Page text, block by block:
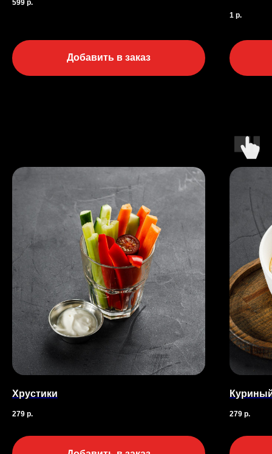
599 р.
Добавить в заказ
1 р.
Хрустики
279 р. 279 р.